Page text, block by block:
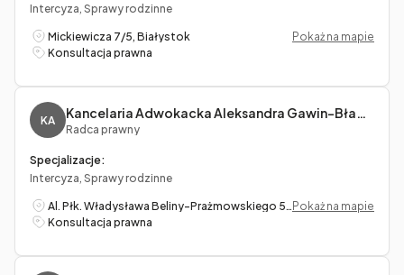
Intercyza, Sprawy rodzinne
Mickiewicza 7/5, Białystok
Pokaż na mapie
Konsultacja prawna
KA
Radca prawny
Specjalizacje:
Intercyza, Sprawy rodzinne
Al. Płk. Władysława Beliny-Prażmowskiego 53/5, KrakówPokaż na mapie
Konsultacja prawna